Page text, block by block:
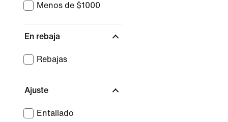
Menos de $1000
En rebaja
Rebajas
Ajuste
Entallado